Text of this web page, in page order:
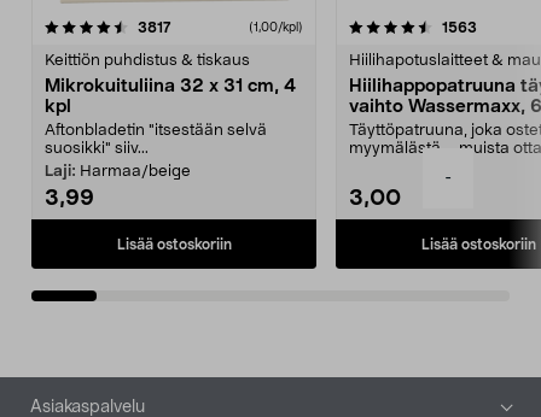
-
3817arvostelut (1,00/kpl)
Keittiön puhdistus & tiskaus
Mikrokuituliina 32 x 31 cm, 4
kpl
Aftonbladetin "itsestään selvä
suosikki" siiv...
Laji: Harmaa/beige
3,99
Lisää ostoskoriin
4.5viidestä
1563
Hiilihapotuslaitteet &
Hiilihappopatruuna
vaihto Wassermaxx,
Täyttöpatruuna, joka
myymälästä – muista
3,00
Lisää ostoskoriin
4.5viidestä
Alatunniste
Asiakaspalvelu